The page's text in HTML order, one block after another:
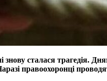
сталася трагедія.
правоохоронці